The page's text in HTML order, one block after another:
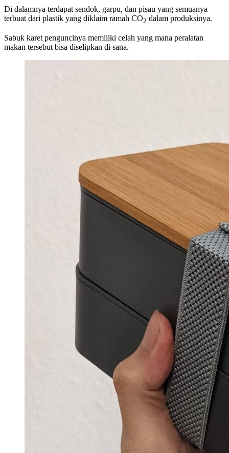
Di dalamnya terdapat sendok, garpu, dan pisau yang semuanya
terbuat dari plastik yang diklaim ramah CO2 dalam produksinya.
Sabuk karet penguncinya memiliki celah yang mana peralatan
makan tersebut bisa diselipkan di sana.